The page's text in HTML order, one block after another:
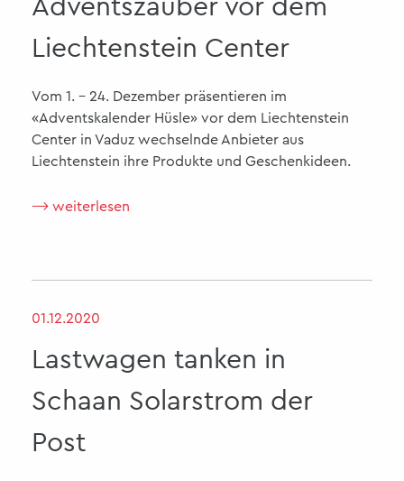
Adventszauber vor dem
Liechtenstein Center
Vom 1. – 24. Dezember präsentieren im
«Adventskalender Hüsle» vor dem Liechtenstein
Center in Vaduz wechselnde Anbieter aus
Liechtenstein ihre Produkte und Geschenkideen.
⟶ weiterlesen
01.12.2020
Lastwagen tanken in
Schaan Solarstrom der
Post